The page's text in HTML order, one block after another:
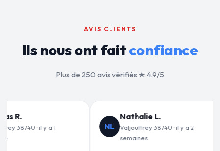
AVIS CLIENTS
Ils nous ont faitconfiance
Plus de 250 avis vérifiés ★ 4.9/5
L.
38740 · il y a 2
JF
Jean-François C.
Valjouffrey 38740 · il y a 3
semaines